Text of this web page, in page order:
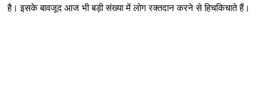
है। इसके बावजूद आज भी बड़ी संख्या में लोग रक्तदान करने से हिचकिचाते हैं।